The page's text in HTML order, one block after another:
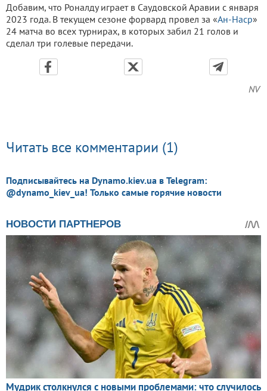
Добавим, что Роналду играет в Саудовской Аравии с января
2023 года. В текущем сезоне форвард провел за «Ан-Наср»
24 матча во всех турнирах, в которых забил 21 голов и
сделал три голевые передачи.
NV
Читать все комментарии (1)
Подписывайтесь на Dynamo.kiev.ua в Telegram:
@dynamo_kiev_ua! Только самые горячие новости